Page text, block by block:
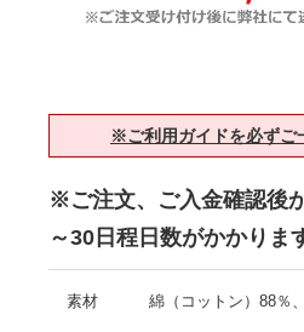
※ご利用ガイドを必ずご
※ご注文、ご入金確認後
～30日程日数がかかりま
素材 綿（コットン）88％